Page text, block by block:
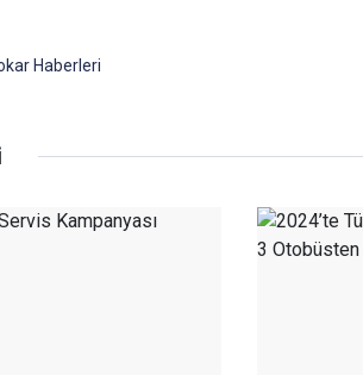
Haberleri